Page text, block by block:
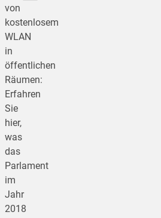
von
kostenlosem
WLAN
in
öffentlichen
Räumen:
Erfahren
Sie
hier,
was
das
Parlament
im
Jahr
2018